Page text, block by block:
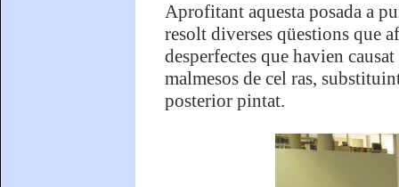
Aprofitant aquesta posada a
resolt diverses qüestions que
desperfectes que havien
malmesos de cel ras,
posterior pintat.